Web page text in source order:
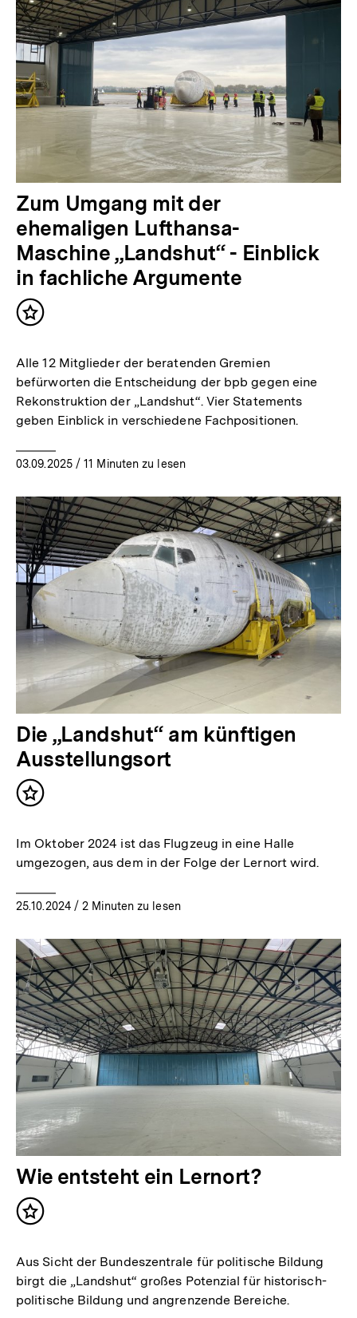
Zum Umgang mit der
ehemaligen Lufthansa-
Maschine „Landshut“ - Einblick
in fachliche Argumente
Inhalt
Alle 12 Mitglieder der beratenden Gremien
befürworten die Entscheidung der bpb gegen eine
Rekonstruktion der „Landshut“. Vier Statements
geben Einblick in verschiedene Fachpositionen.
03.09.2025/ 11 Minuten zu lesen
Die „Landshut“ am künftigen
Ausstellungsort
Inhalt
Im Oktober 2024 ist das Flugzeug in eine Halle
umgezogen, aus dem in der Folge der Lernort wird.
25.10.2024/ 2 Minuten zu lesen
Wie entsteht ein Lernort?
Inhalt
Aus Sicht der Bundeszentrale für politische Bildung
birgt die „Landshut“ großes Potenzial für historisch-
politische Bildung und angrenzende Bereiche.